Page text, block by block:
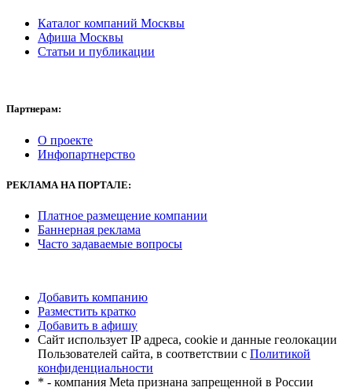
Каталог компаний Москвы
Афиша Москвы
Статьи и публикации
Партнерам:
О проекте
Инфопартнерство
РЕКЛАМА НА ПОРТАЛЕ:
Платное размещение компании
Баннерная реклама
Часто задаваемые вопросы
Добавить компанию
Разместить кратко
Добавить в афишу
Сайт использует IP адреса, cookie и данные геолокации
Пользователей сайта, в соответствии с Политикой
конфиденциальности
* - компания Meta признана запрещенной в России